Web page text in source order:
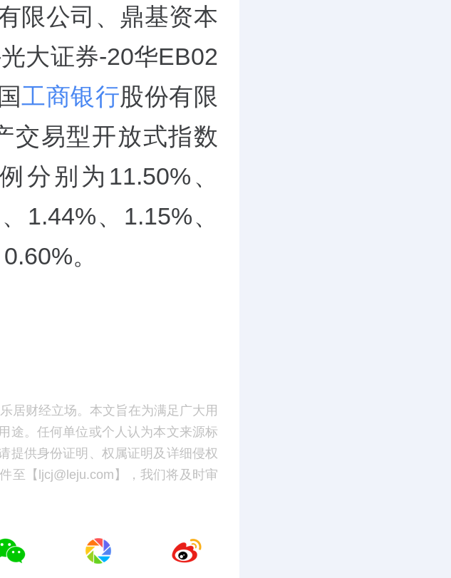
限公司、鼎基资本
大证券-20华EB02
工商银行股份有限
交易型开放式指数
分别为11.50%、
1.44%、1.15%、
。
居财经立场。本文旨在为满足广大用
途。任何单位或个人认为本文来源标
提供身份证明、权属证明及详细侵权
至【ljcj@leju.com】，我们将及时审